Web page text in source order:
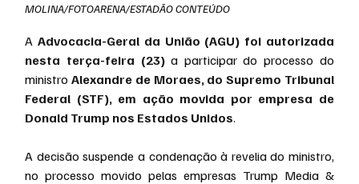
MOLINA/FOTOARENA/ESTADÃO CONTEÚDO
A Advocacia-Geral da União (AGU) foi autorizada
nesta terça-feira (23) a participar do processo do
ministro Alexandre de Moraes, do Supremo Tribunal
Federal (STF), em ação movida por empresa de
Donald Trump nos Estados Unidos.
A decisão suspende a condenação à revelia do ministro,
no processo movido pelas empresas Trump Media &